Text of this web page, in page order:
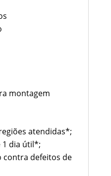
montagem
atendidas*;
1 dia útil*;
contra defeitos de